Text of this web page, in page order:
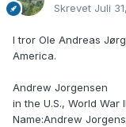
Skrevet Juli
I tror Ole Andreas
America.
Andrew Jorgensen
in the U.S., World War
Name:Andrew